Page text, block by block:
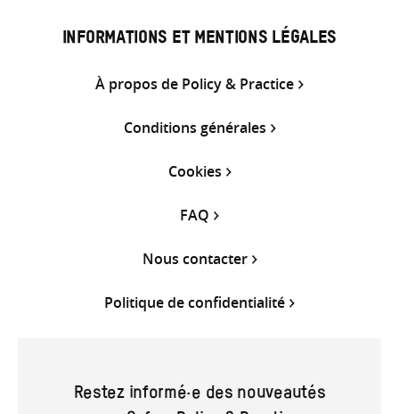
INFORMATIONS ET MENTIONS LÉGALES
À propos de Policy & Practice
Conditions générales
Cookies
FAQ
Nous contacter
Politique de confidentialité
Restez informé·e des nouveautés